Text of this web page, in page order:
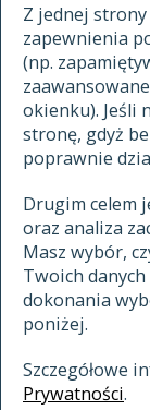
Z jednej strony
zapewnienia
(np.
okienku). Jeśli
stronę, gdyż
poprawnie
Drugim celem
oraz analiza
Masz wybór,
Twoich danych
dokonania
poniżej.
Szczegółowe
Prywatności.
autorzy tekstów
zasady
statystyki
najnowsze hasła
ostatnio
materiały
cytowanie
kontakt